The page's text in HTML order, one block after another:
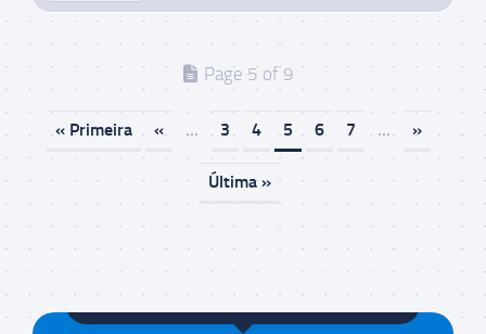
Page 5 of 9
« Primeira « ... 3 4 5 6 7 ... »
Última »
Maison da Silva